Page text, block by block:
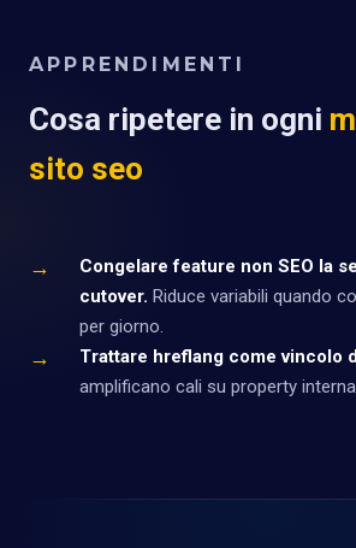
APPRENDIMENTI
Cosa ripetere in ogni
sito seo
→
Congelare feature non SEO la
cutover. Riduce variabili quando
per giorno.
→ Trattare hreflang come vincolo
amplificano cali su property